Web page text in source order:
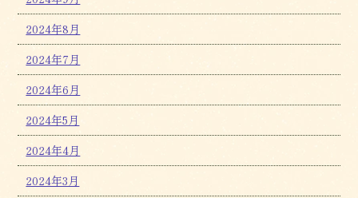
2024年8月
2024年7月
2024年6月
2024年5月
2024年4月
2024年3月